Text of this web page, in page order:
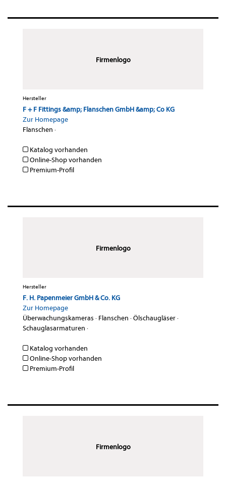
Firmenlogo
Hersteller
F + F Fittings &amp; Flanschen GmbH &amp; Co KG
Zur Homepage
Flanschen ·
Katalog vorhanden
Online-Shop vorhanden
Premium-Profil
Firmenlogo
Hersteller
F. H. Papenmeier GmbH & Co. KG
Zur Homepage
Überwachungskameras · Flanschen ·Ölschaugläser·
Schauglasarmaturen ·
Katalog vorhanden
Online-Shop vorhanden
Premium-Profil
Firmenlogo